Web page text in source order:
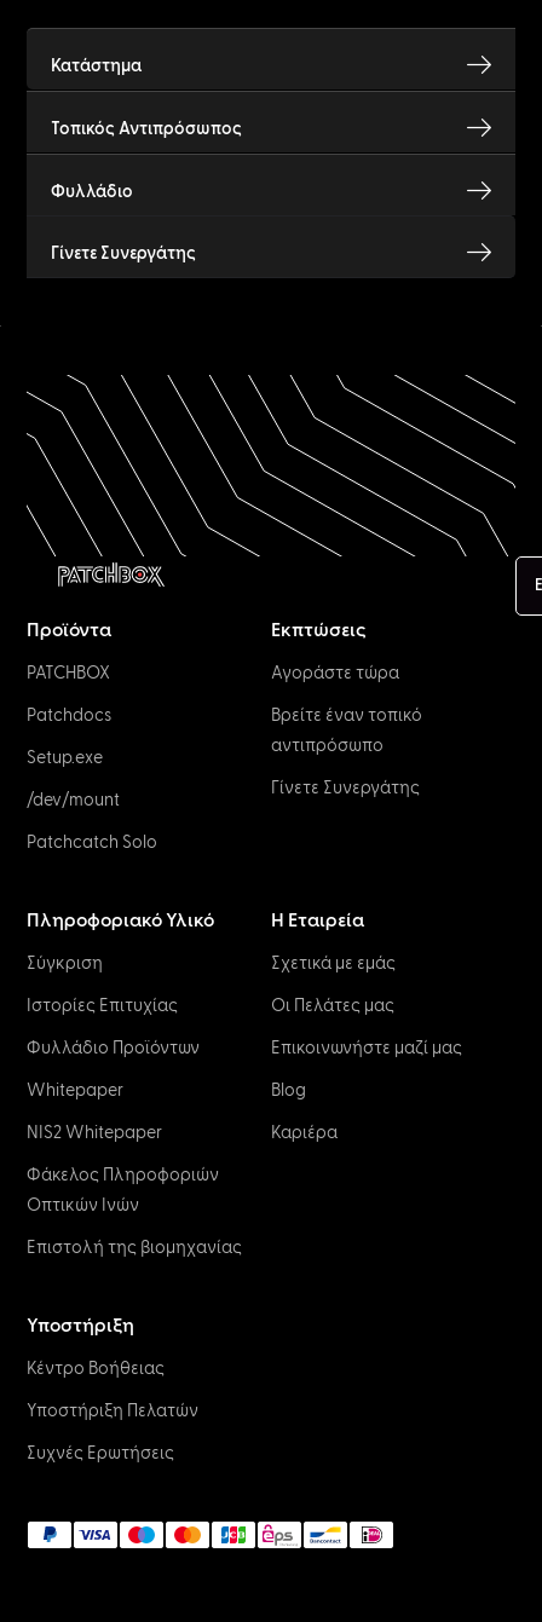
Κατάστημα
Τοπικός Αντιπρόσωπος
Φυλλάδιο
Γίνετε Συνεργάτης
Προϊόντα
PATCHBOX
Patchdocs
Setup.exe
/dev/mount
Patchcatch Solo
Εκπτώσεις
Αγοράστε τώρα
Βρείτε έναν τοπικό
αντιπρόσωπο
Γίνετε Συνεργάτης
Πληροφοριακό Υλικό
Σύγκριση
Ιστορίες Επιτυχίας
Φυλλάδιο Προϊόντων
Whitepaper
NIS2 Whitepaper
Φάκελος Πληροφοριών
Οπτικών Ινών
Επιστολή της βιομηχανίας
Η Εταιρεία
Σχετικά με εμάς
Οι Πελάτες μας
Επικοινωνήστε μαζί μας
Blog
Καριέρα
Υποστήριξη
Κέντρο Βοήθειας
Υποστήριξη Πελατών
Συχνές Ερωτήσεις